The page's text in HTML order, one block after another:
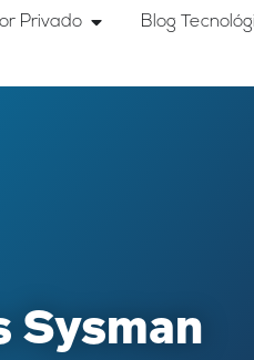
Privado Blog
Sysman